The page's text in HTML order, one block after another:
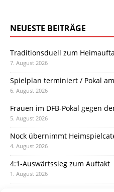
NEUESTE BEITRÄGE
Traditionsduell zum
7. August 2026
Spielplan terminiert / Pokal
6. August 2026
Frauen im DFB-Pokal gegen
5. August 2026
Nock übernimmt
4. August 2026
4:1-Auswärtssieg zum Auftakt
1. August 2026